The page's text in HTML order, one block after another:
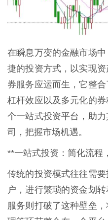
在瞬息万变的金融市场
捷的投资方式，以实现
券服务应运而生，它整
杠杆效应以及多元化的
个一站式投资平台，助
司，把握市场机遇。
**一站式投资：简化流程
传统的投资模式往往需
户，进行繁琐的资金划
服务则打破了这种壁垒